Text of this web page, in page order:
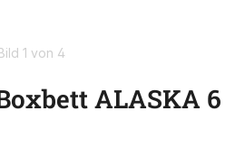
1 von 4
ALASKA 6